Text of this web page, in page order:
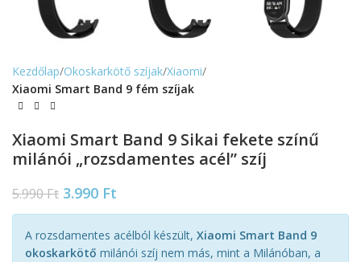
Kezdőlap Okoskarkötő szíjak Xiaomi
Xiaomi Smart Band 9 fém szíjak
Xiaomi Smart Band 9 Sikai fekete színű
milánói „rozsdamentes acél” szíj
5.990Ft 3.990 Ft
A rozsdamentes acélból készült, Xiaomi Smart Band 9
okoskarkötő milánói szíj nem más, mint a Milánóban, a